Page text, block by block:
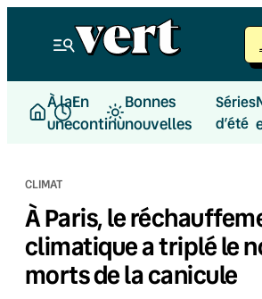
À la
une
En
continu
Bonnes
nouvelles
Séries
d’été
CLIMAT
À Paris, le
climatique a triplé le
morts de la canicule